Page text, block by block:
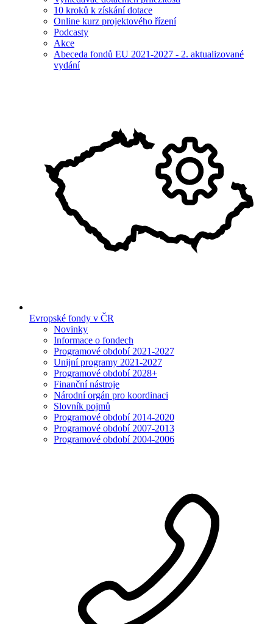
10 kroků k získání dotace
Online kurz projektového řízení
Podcasty
Akce
Abeceda fondů EU 2021-2027 - 2. aktualizované
vydání
Evropské fondy v ČR
Novinky
Informace o fondech
Programové období 2021-2027
Unijní programy 2021-2027
Programové období 2028+
Finanční nástroje
Národní orgán pro koordinaci
Slovník pojmů
Programové období 2014-2020
Programové období 2007-2013
Programové období 2004-2006